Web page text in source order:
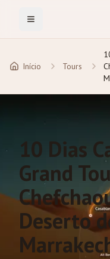
Toggle Menu
Início Tours
10 Dias
Grand
Deserto